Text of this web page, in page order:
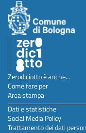
Zerodiciotto è anche...
Come fare per
Area stampa
Dati e statistiche
Social Media Policy
Trattamento dei dati